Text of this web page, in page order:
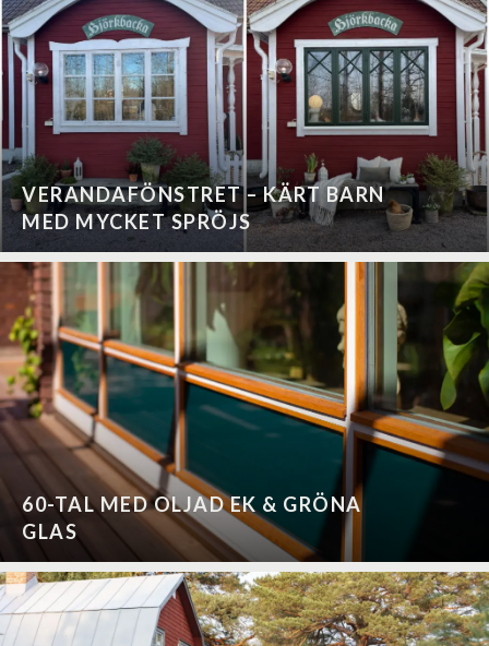
VERANDAFÖNSTRET – KÄRT BARN
MED MYCKET SPRÖJS
60-TAL MED OLJAD EK & GRÖNA
GLAS